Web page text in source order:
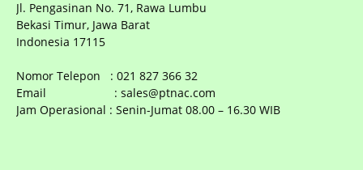
Jl. Pengasinan No. 71, Rawa Lumbu
Bekasi Timur, Jawa Barat
Indonesia 17115
Nomor Telepon : 021 827 366 32
Email : sales@ptnac.com
Jam Operasional : Senin-Jumat 08.00 – 16.30 WIB